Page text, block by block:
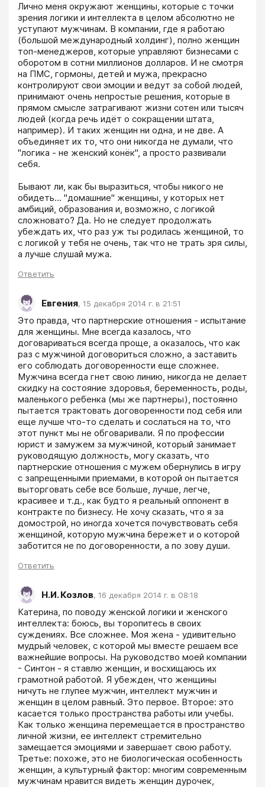
Лично меня окружают женщины, которые с точки
зрения логики и интеллекта в целом абсолютно не
уступают мужчинам. В компании, где я работаю
(большой международный холдинг), полно женщин
топ-менеджеров, которые управляют бизнесами с
оборотом в сотни миллионов долларов. И не смотря
на ПМС, гормоны, детей и мужа, прекрасно
контролируют свои эмоции и ведут за собой людей,
принимают очень непростые решения, которые в
прямом смысле затрагивают жизни сотен или тысяч
людей (когда речь идёт о сокращении штата,
например). И таких женщин ни одна, и не две. А
объединяет их то, что они никогда не думали, что
"логика - не женский конёк", а просто развивали
себя.
Бывают ли, как бы выразиться, чтобы никого не
обидеть... "домашние" женщины, у которых нет
амбиций, образования и, возможно, с логикой
сложновато? Да. Но не следует продолжать
убеждать их, что раз уж ты родилась женщиной, то
с логикой у тебя не очень, так что не трать зря силы,
а лучше слушай мужа.
Ответить
Евгения, 15 декабря 2014 г. в 21:51
Это правда, что партнерские отношения - испытание
для женщины. Мне всегда казалось, что
договариваться всегда проще, а оказалось, что как
раз с мужчиной договориться сложно, а заставить
его соблюдать договоренности еще сложнее.
Мужчина всегда гнет свою линию, никогда не делает
скидку на состояние здоровья, беременность, роды,
маленького ребенка (мы же партнеры), постоянно
пытается трактовать договоренности под себя или
еще лучше что-то сделать и сослаться на то, что
этот пункт мы не обговаривали. Я по профессии
юрист и замужем за мужчиной, который занимает
руководящую должность, могу сказать, что
партнерские отношения с мужем обернулись в игру
с запрещенными приемами, в которой он пытается
выторговать себе все больше, лучше, легче,
красивее и т.д., как будто я реальный оппонент в
контракте по бизнесу. Не хочу сказать, что я за
домострой, но иногда хочется почувствовать себя
женщиной, которую мужчина бережет и о которой
заботится не по договоренности, а по зову души.
Ответить
Н.И. Козлов, 16 декабря 2014 г. в 08:18
Катерина, по поводу женской логики и женского
интеллекта: боюсь, вы торопитесь в своих
суждениях. Все сложнее. Моя жена - удивительно
мудрый человек, с которой мы вместе решаем все
важнейшие вопросы. На руководство моей компании
- Синтон - я ставлю женщин, и восхищаюсь их
грамотной работой. Я убежден, что женщины
ничуть не глупее мужчин, интеллект мужчин и
женщин в целом равный. Это первое. Второе: это
касается только пространства работы или учебы.
Как только женщина перемещается в пространство
личной жизни, ее интеллект стремительно
замещается эмоциями и завершает свою работу.
Третье: похоже, это не биологическая особенность
женщин, а культурный фактор: многим современным
мужчинам нравится видеть женщин дурочек,